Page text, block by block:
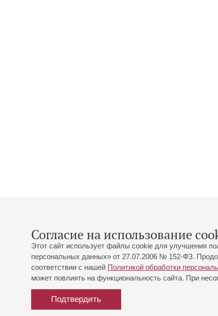
Согласие на использование
Этот сайт использует файлы cookie для улучшения
персональных данных» от 27.07.2006 № 152-ФЗ.
соответствии с нашей Политикой обработки
может повлиять на функциональность сайта. При
Подтвердить